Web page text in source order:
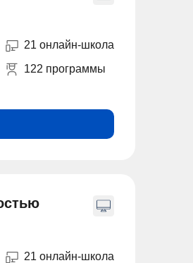
21 онлайн-школа
122 программы
21 онлайн-школа